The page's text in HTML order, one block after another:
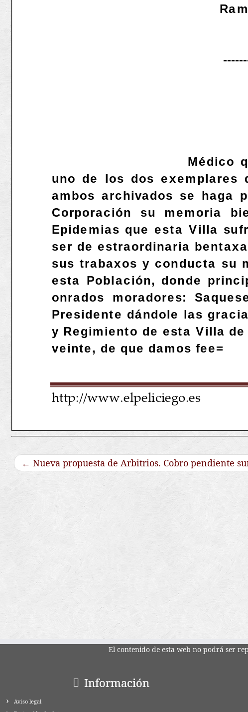
← Nueva propuesta de Arbitrios. Cobro pendiente
El contenido de esta web no podrá ser
Información
Aviso legal